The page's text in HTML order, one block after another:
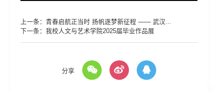
上一条：青春启航正当时 扬帆逐梦新征程 —— 武汉...
下一条：我校人文与艺术学院2025届毕业作品展
分享